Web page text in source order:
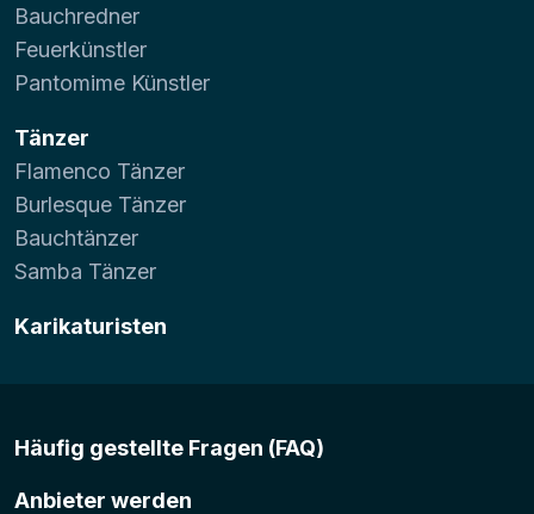
Bauchredner
Feuerkünstler
Pantomime Künstler
Tänzer
Flamenco Tänzer
Burlesque Tänzer
Bauchtänzer
Samba Tänzer
Karikaturisten
Häufig gestellte Fragen (FAQ)
Anbieter werden